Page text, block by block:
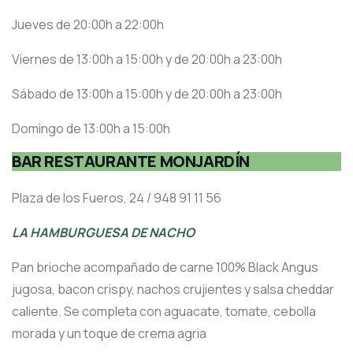
Jueves de 20:00h a 22:00h
Viernes de 13:00h a 15:00h y de 20:00h a 23:00h
Sábado de 13:00h a 15:00h y de 20:00h a 23:00h
Domingo de 13:00h a 15:00h
BAR RESTAURANTE MONJARDÍN
Plaza de los Fueros, 24 / 948 91 11 56
LA HAMBURGUESA DE NACHO
Pan brioche acompañado de carne 100% Black Angus
jugosa, bacon crispy, nachos crujientes y salsa cheddar
caliente. Se completa con aguacate, tomate, cebolla
morada y un toque de crema agria